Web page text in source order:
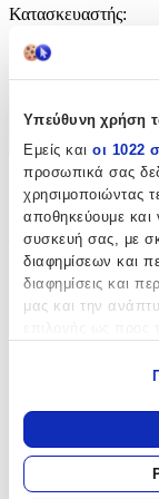
Υπεύθυνη χρήση
Εμείς και οι 1022
προσωπικά σας
χρησιμοποιώντας
αποθηκεύουμε
συσκευή σας, με
διαφημίσεων και
διαφημίσεις και
μας και την
Να
σας
απόσταση
Να
Κατασκευαστής:
Χαρακτηριστικά
+
Φύλο:
Αγόρι
Υλικό
Κατασκευαστής